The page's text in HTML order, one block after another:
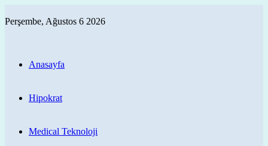
Perşembe, Ağustos 6 2026
Anasayfa
Hipokrat
Medical Teknoloji